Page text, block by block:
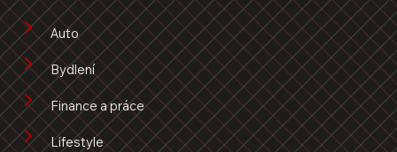
Auto
Bydlení
Finance a práce
Lifestyle